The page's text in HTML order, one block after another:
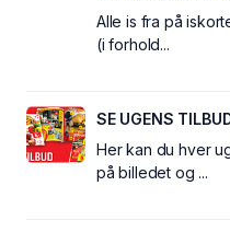
Alle is fra på
(i forhold...
SE UGENS
Her kan du hver
på billedet og ...